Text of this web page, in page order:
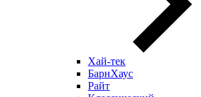
Хай-тек
БарнХаус
Райт